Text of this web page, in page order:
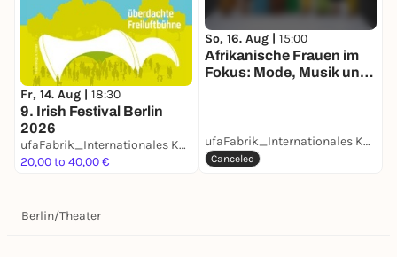
Fr, 14. Aug | 18:30
9. Irish Festival Berlin
2026
ufaFabrik_Internationales Kulturcentrum
20,00 to 40,00 €
So, 16. Aug | 15:00
Afrikanische Frauen im
Fokus: Mode, Musik und
ufaFabrik_Internationales Kulturcentrum
Canceled
Berlin/Theater